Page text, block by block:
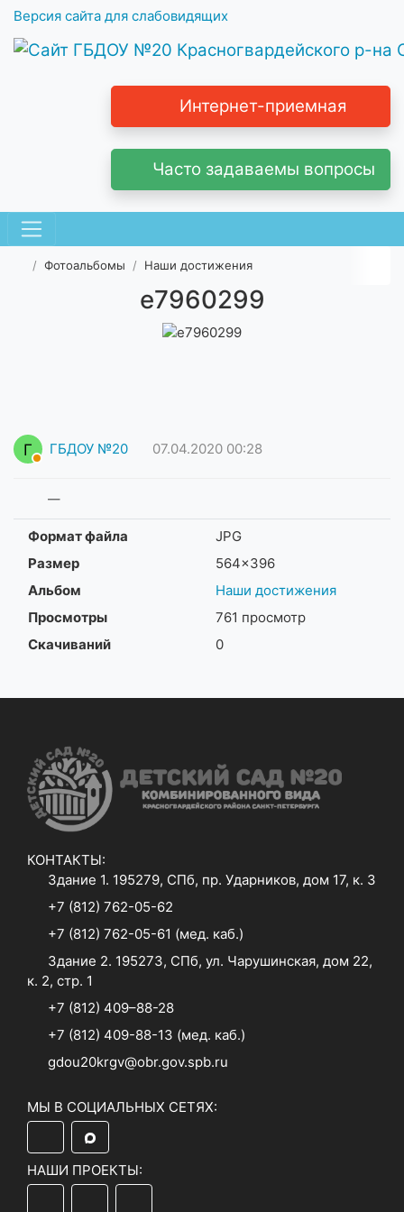
Версия сайта для слабовидящих
Интернет-приемная
Часто задаваемы вопросы
Фотоальбомы Наши достижения
e7960299
Г ГБДОУ №20 07.04.2020 00:28
—
Формат файла
JPG
Размер
564×396
Альбом
Наши достижения
Просмотры
761 просмотр
Скачиваний
0
КОНТАКТЫ:
Здание 1. 195279, СПб, пр. Ударников, дом 17, к. 3
+7 (812) 762-05-62
+7 (812) 762-05-61 (мед. каб.)
Здание 2. 195273, СПб, ул. Чарушинская, дом 22,
к. 2, стр. 1
+7 (812) 409–88-28
+7 (812) 409-88-13 (мед. каб.)
gdou20krgv@obr.gov.spb.ru
МЫ В СОЦИАЛЬНЫХ СЕТЯХ:
НАШИ ПРОЕКТЫ: